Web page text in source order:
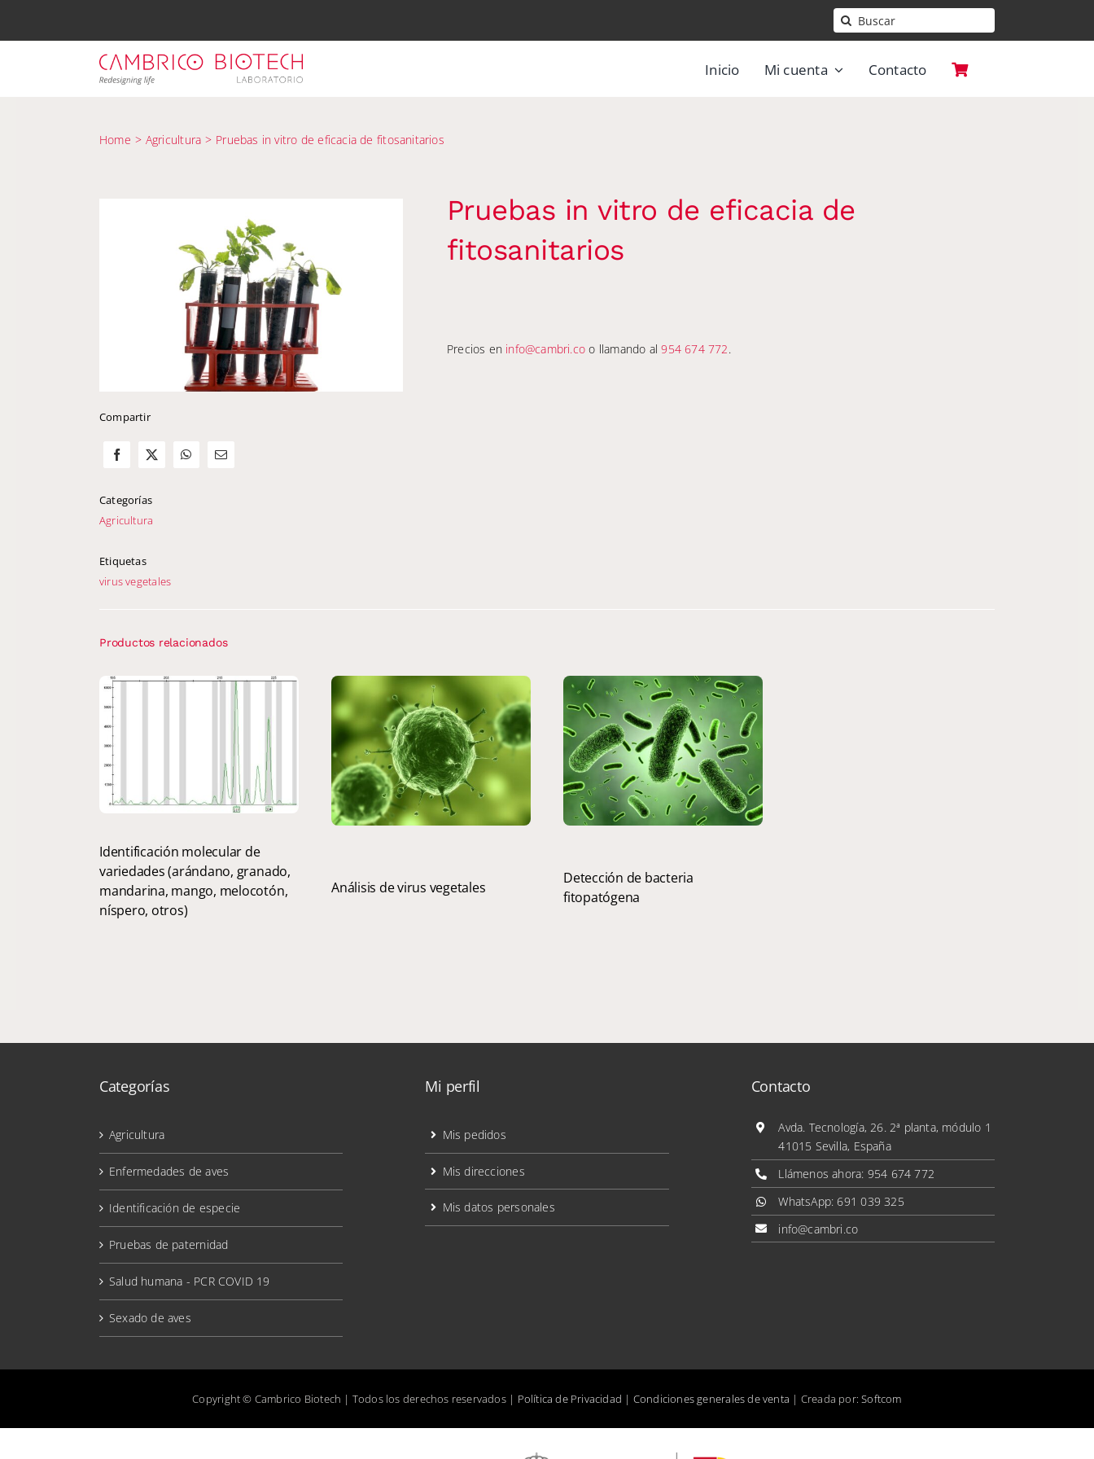
Buscar:
Inicio Mi cuenta Contacto
Home Agricultura Pruebas in vitro de eficacia de fitosanitarios
Compartir
Categorías
Agricultura
Etiquetas
virus vegetales
Pruebas in vitro de eficacia de
fitosanitarios
Precios en info@cambri.co o llamando al954 674 772.
Productos relacionados
Identificación molecular de
variedades (arándano, granado,
mandarina, mango, melocotón,
níspero, otros)
Análisis de virus vegetales
Detección de bacteria
fitopatógena
Categorías
Agricultura
Enfermedades de aves
Identificación de especie
Pruebas de paternidad
Salud humana - PCR COVID 19
Sexado de aves
Mi perfil
Mis pedidos
Mis direcciones
Mis datos personales
Contacto
Avda. Tecnología, 26. 2ª planta, módulo 1
41015 Sevilla, España
Llámenos ahora: 954 674 772
WhatsApp: 691 039 325
info@cambri.co
Copyright © Cambrico Biotech | Todos los derechos reservados | Política de Privacidad | Condiciones generales de venta | Creada por:Softcom